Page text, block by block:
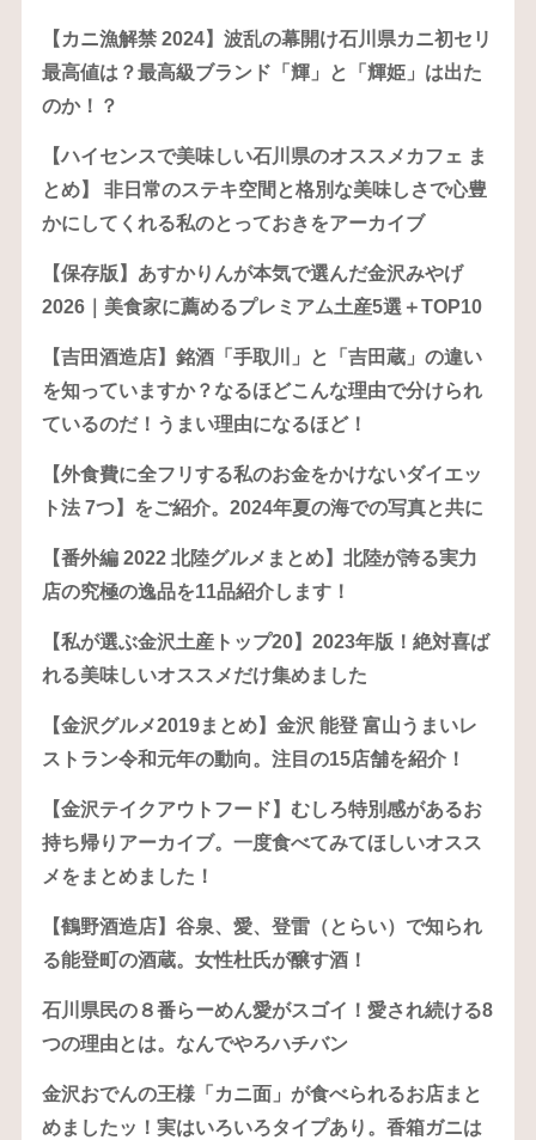
【カニ漁解禁 2024】波乱の幕開け石川県カニ初セリ
最高値は？最高級ブランド「輝」と「輝姫」は出た
のか！？
【ハイセンスで美味しい石川県のオススメカフェ ま
とめ】 非日常のステキ空間と格別な美味しさで心豊
かにしてくれる私のとっておきをアーカイブ
【保存版】あすかりんが本気で選んだ金沢みやげ
2026｜美食家に薦めるプレミアム土産5選＋TOP10
【吉田酒造店】銘酒「手取川」と「吉田蔵」の違い
を知っていますか？なるほどこんな理由で分けられ
ているのだ！うまい理由になるほど！
【外食費に全フリする私のお金をかけないダイエッ
ト法 7つ】をご紹介。2024年夏の海での写真と共に
【番外編 2022 北陸グルメまとめ】北陸が誇る実力
店の究極の逸品を11品紹介します！
【私が選ぶ金沢土産トップ20】2023年版！絶対喜ば
れる美味しいオススメだけ集めました
【金沢グルメ2019まとめ】金沢 能登 富山うまいレ
ストラン令和元年の動向。注目の15店舗を紹介！
【金沢テイクアウトフード】むしろ特別感があるお
持ち帰りアーカイブ。一度食べてみてほしいオスス
メをまとめました！
【鶴野酒造店】谷泉、愛、登雷（とらい）で知られ
る能登町の酒蔵。女性杜氏が醸す酒！
石川県民の８番らーめん愛がスゴイ！愛され続ける8
つの理由とは。なんでやろハチバン
金沢おでんの王様「カニ面」が食べられるお店まと
めましたッ！実はいろいろタイプあり。香箱ガニは